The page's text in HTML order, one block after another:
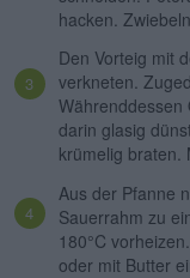
hacken.
Den Vorteig mit
verkneten.
Währenddessen
darin glasig
krümelig braten.
Aus der Pfanne
Sauerrahm zu
180°C
oder mit Butter